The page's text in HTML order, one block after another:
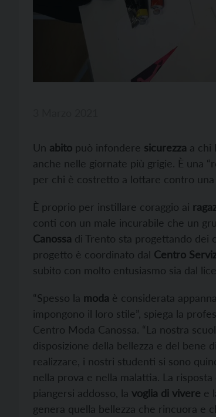
Un abito può infondere sicurezza a chi
anche nelle giornate più grigie. È una
per chi è costretto a lottare contro una
È proprio per instillare coraggio ai
conti con un male incurabile che un
Canossa di Trento sta progettando dei
progetto è coordinato dal Centro
subito con molto entusiasmo sia dal
“Spesso la moda è considerata
impongono il loro stile”, spiega la
Centro Moda Canossa. “La nostra
disposizione della bellezza e del bene
realizzare, i nostri studenti si sono
nella prova e nella malattia. La risposta
piangersi addosso, la voglia di vivere e
genera quella bellezza che rincuora e